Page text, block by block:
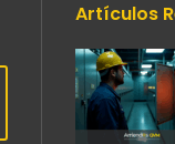
Artículos